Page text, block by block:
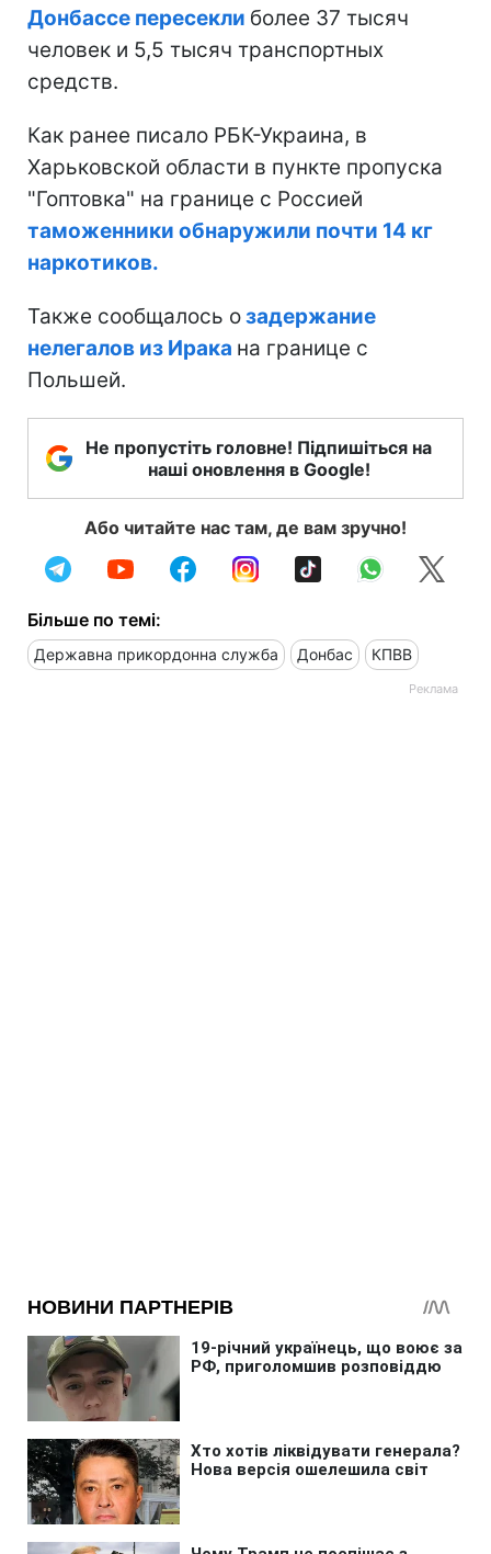
Донбассе пересекли более 37 тысяч
человек и 5,5 тысяч транспортных
средств.
Как ранее писало РБК-Украина, в
Харьковской области в пункте пропуска
"Гоптовка" на границе с Россией
таможенники обнаружили почти 14 кг
наркотиков.
Также сообщалось озадержание
нелегалов из Ирака на границе с
Польшей.
Не пропустіть головне! Підпишіться на
наші оновлення в Google!
Або читайте нас там, де вам зручно!
Більше по темі:
Державна прикордонна служба Донбас КПВВ